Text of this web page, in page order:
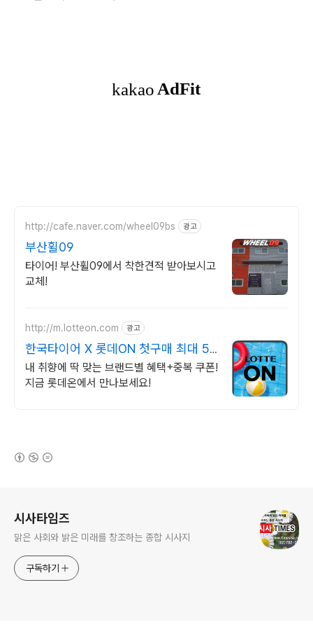
http://cafe.naver.com/wheel09bs 광고
부산휠09
타이어! 부산휠09에서 착한견적 받아보시고
교체!
http://m.lotteon.com 광고
한국타이어 X 롯데ON 첫구매 최대 5
천원 혜택!
내 취향에 딱 맞는 브랜드별 혜택+중복 쿠폰!
지금 롯데온에서 만나보세요!
시사타임즈
맑은 사회와 밝은 미래를 창조하는 종합 시사지
구독하기